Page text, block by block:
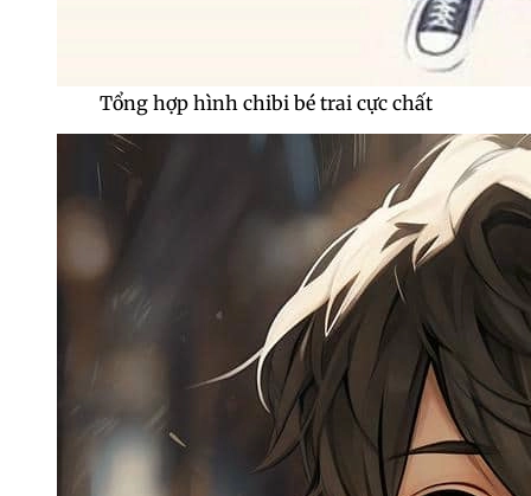
Tổng hợp hình chibi bé trai cực chất